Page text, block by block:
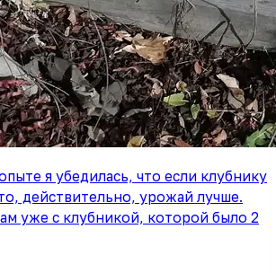
я убедилась, что если клубнику
действительно, урожай лучше.
уже с клубникой, которой было 2